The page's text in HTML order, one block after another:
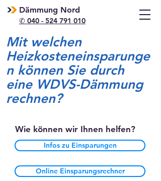
Dämmung Nord
✆ 040 - 524 791 010
Mit welchen
Heizkosteneinsparunge
n können Sie durch
eine WDVS-Dämmung
rechnen?
Wie können wir Ihnen helfen?
Infos zu Einsparungen
Online Einsparungsrechner